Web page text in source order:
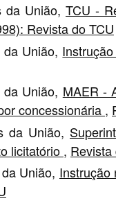
da União, TCU -
Revista do TCU
União,
União, MAER -
concessionária ,
da União,
licitatório ,
União, Instrução